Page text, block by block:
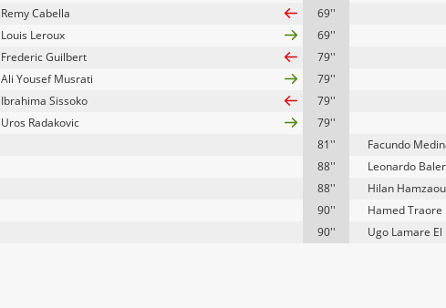
Remy Cabella
69''
Louis Leroux
69''
Frederic Guilbert
79''
Ali Yousef Musrati
79''
Ibrahima Sissoko
79''
Uros Radakovic
79''
81''
Facundo
88''
Leonardo
88''
Hilan
90''
Hamed Traore
90''
Ugo Lamare El